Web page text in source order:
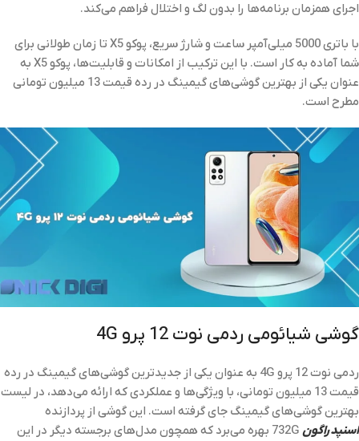
اجرای همزمان برنامه‌ها را بدون لگ و اختلال فراهم می‌کند.
با باتری 5000 میلی‌آمپر ساعت و شارژ سریع، پوکو X5 تا زمان طولانی برای
شما آماده به کار است. با این ترکیب از امکانات و قابلیت‌ها، پوکو X5 به
عنوان یکی از بهترین گوشی‌های گیمینگ در رده قیمت 13 میلیون تومانی
مطرح است.
گوشی شیائومی ردمی نوت 12 پرو 4G
ردمی نوت 12 پرو 4G به عنوان یکی از جدیدترین گوشی‌های گیمینگ در رده
قیمت 13 میلیون تومانی، با ویژگی‌ها و عملکردی که ارائه می‌دهد، در لیست
بهترین گوشی‌های گیمینگ جای گرفته است. این گوشی از پردازنده
اسنپدراگون
732G بهره می‌برد که همچون مدل‌های برجسته دیگر در این